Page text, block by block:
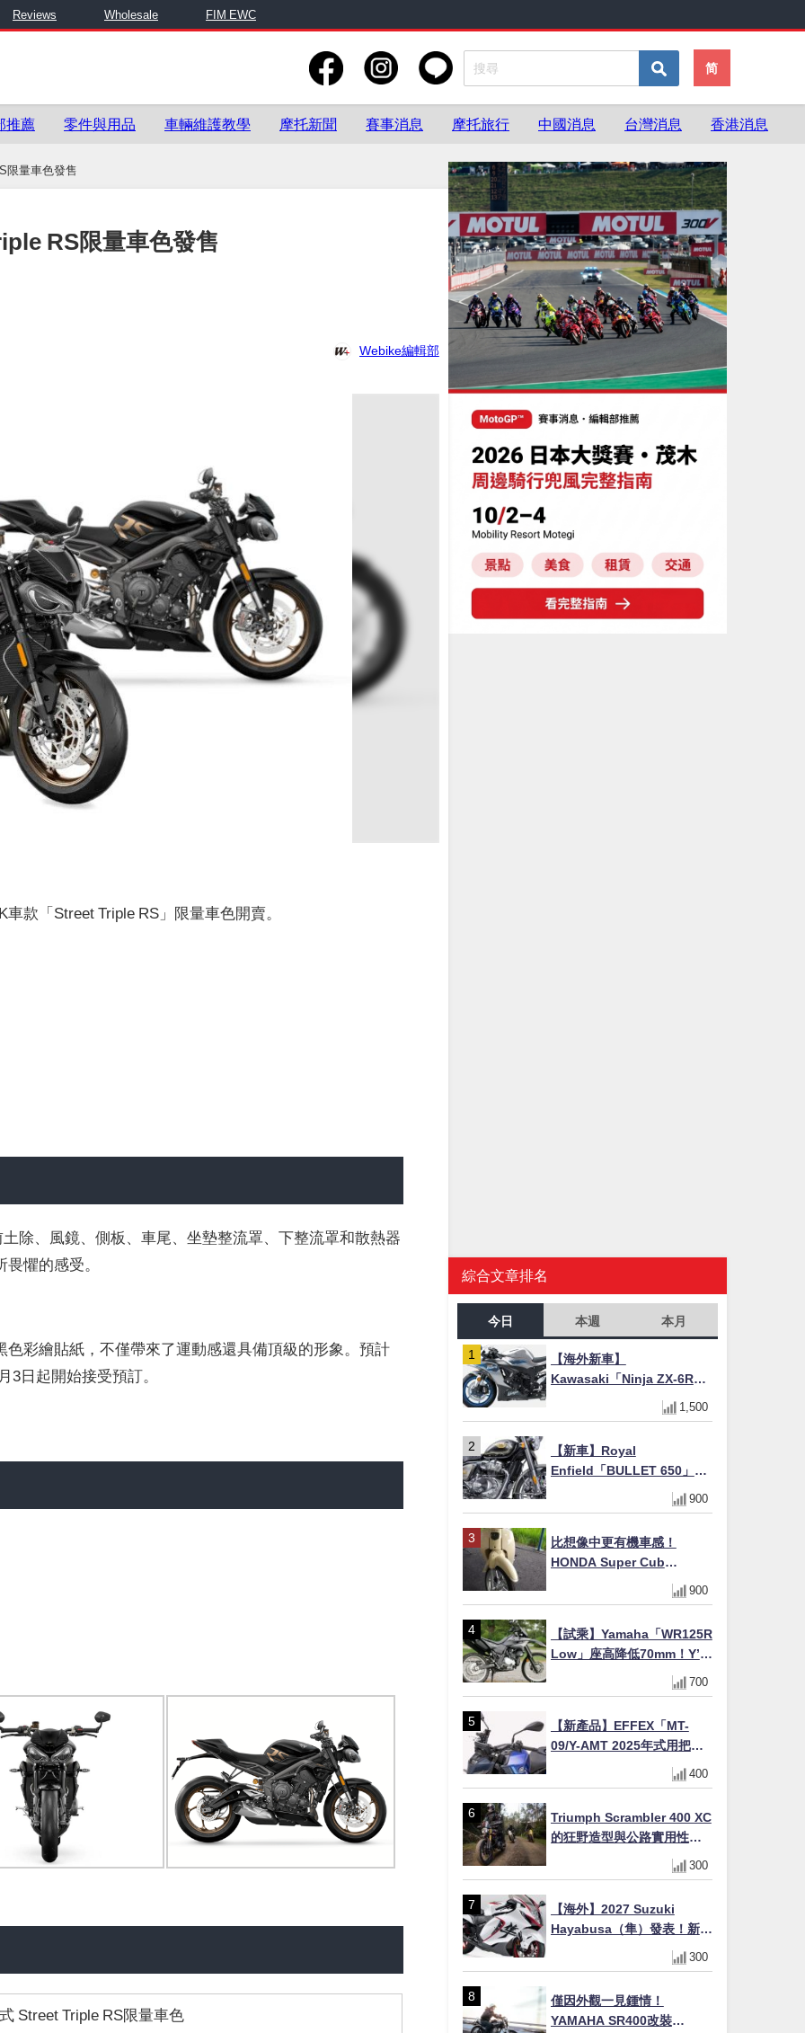
Reviews Wholesale FIM EWC
简
推薦 零件與用品 車輛維護教學 摩托新聞 賽事消息 摩托旅行 中國消息 台灣消息 香港消息
限量車色發售
RS限量車色發售
Webike編輯部
款「Street Triple RS」限量車色開賣。
除、風鏡、側板、車尾、坐墊整流罩、下整流罩和散熱器
懼的感受。
色彩繪貼紙 ，不僅帶來了運動感還具備頂級的形象。預計
3日起開始接受預訂。
Street Triple RS限量車色
綜合文章排名
今日 本週 本月
【海外新車】
Kawasaki「Ninja ZX-6R」
2027年式北美發表！636cc
四缸×銀河銀/暮光藍新色
美元起
1,500
【新車】Royal
Enfield「BULLET 650」8
月27日日本發售（98萬日圓
～）！648cc空冷並列雙缸×
色
900
比想像中更有機車感！
HONDA Super Cub
110【Webike愛車精選】
900
【試乘】Yamaha「WR125R
Low」座高降低70mm！Y’s
Gear低座高座墊×低座高連桿
×腳踏著地感大幅改善，越野
700
【新產品】EFFEX「MT-
09/Y-AMT 2025年式用把手
Easy Fit Bar Plus」！高
7mm後移16mm直上×三色×
400
Triumph Scrambler 400 XC
的狂野造型與公路實用性的
300
【海外】2027 Suzuki
Hayabusa（隼）發表！新增
Special Edition 特仕版，全
新珍珠白塗裝與專屬配備登
300
僅因外觀一見鍾情！
YAMAHA SR400改裝